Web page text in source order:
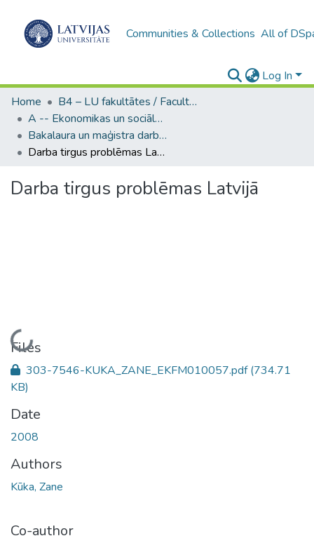
Communities & Collections All of
Log In
Home
B4 – LU fakultātes / Faculties of the UL
A -- Ekonomikas un sociālo zinātņu fakultāte / Faculty of Economics and Social Sciences
Bakalaura un maģistra darbi (ESZF) / Bachelor's and Master's theses
Darba tirgus problēmas Latvijā
Darba tirgus problēmas Latvijā
Loading...
Files
303-7546-KUKA_ZANE_EKFM010057.pdf(734.71
KB)
Date
2008
Authors
Kūka, Zane
Co-author